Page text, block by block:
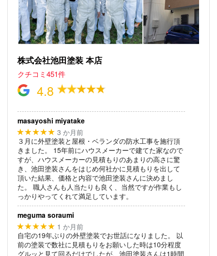
株式会社池田塗装 本店
クチコミ451件
4.8
masayoshi miyatake
★★★★★ 3 か月前
３月に外壁塗装と屋根・ベランダの防水工事を施行頂
きました。
15年前にハウスメーカーで建てた家なので
すが、ハウスメーカーの見積もりのあまりの高さに驚
き、池田塗装さんをはじめ何社かに見積もりを出して
頂いた結果、価格と内容で池田塗装さんに決めまし
た。
職人さんも人当たりも良く、当然ですが作業もし
っかりやってくれて満足しています。
meguma soraumi
★★★★★ 1 か月前
自宅の19年ぶりの外壁塗装でお世話になりました。
以
前の塗装で数社に見積もりをお願いした時は10分程度
グルッと見て回るだけでしたが、池田塗装さんは1時間